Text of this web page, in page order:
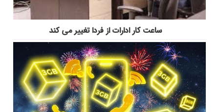
ساعت کار ادارات از فردا تغییر می کند